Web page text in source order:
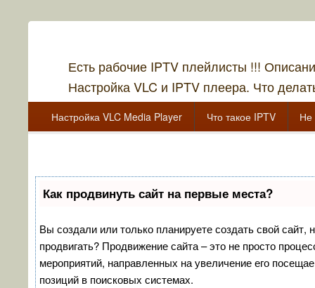
Есть рабочие IPTV плейлисты !!!
Настройка VLC и IPTV плеера. Что
Главное меню
Перейти к основному содержанию
Перейти к дополнительному содержимому
Настройка VLC Media Player Что такое IPTV Не
Как продвинуть сайт на первые места?
Вы создали или только планируете создать свой сайт,
продвигать? Продвижение сайта – это не просто
мероприятий, направленных на увеличение его
позиций в поисковых системах.